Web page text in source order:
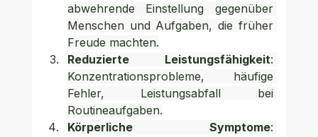
abwehrende Einstellung gegenüber
Menschen und Aufgaben, die früher
Freude machten.
Reduzierte Leistungsfähigkeit:
Konzentrationsprobleme, häufige
Fehler, Leistungsabfall bei
Routineaufgaben.
Körperliche Symptome: